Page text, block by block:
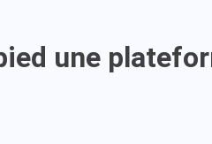
une